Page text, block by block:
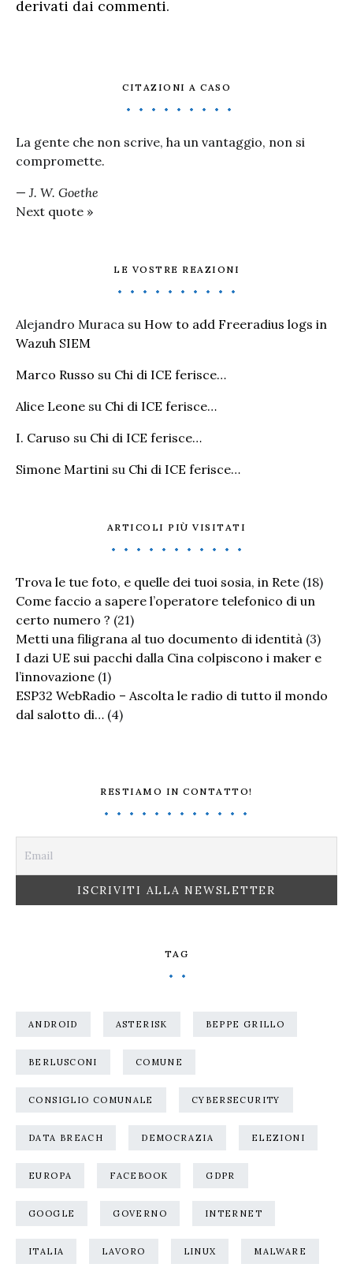
derivati dai commenti.
CITAZIONI A CASO
La gente che non scrive, ha un vantaggio, non si
compromette.
— J. W. Goethe
Next quote »
LE VOSTRE REAZIONI
Alejandro Muraca su How to add Freeradius logs in
Wazuh SIEM
Marco Russo su Chi di ICE ferisce…
Alice Leone su Chi di ICE ferisce…
I. Caruso su Chi di ICE ferisce…
Simone Martini su Chi di ICE ferisce…
ARTICOLI PIÙ VISITATI
Trova le tue foto, e quelle dei tuoi sosia, in Rete (18)
Come faccio a sapere l’operatore telefonico di un
certo numero ? (21)
Metti una filigrana al tuo documento di identità (3)
I dazi UE sui pacchi dalla Cina colpiscono i maker e
l’innovazione (1)
ESP32 WebRadio – Ascolta le radio di tutto il mondo
dal salotto di… (4)
RESTIAMO IN CONTATTO!
TAG
ANDROID ASTERISK BEPPE GRILLO
BERLUSCONI COMUNE
CONSIGLIO COMUNALE CYBERSECURITY
DATA BREACH DEMOCRAZIA ELEZIONI
EUROPA FACEBOOK GDPR
GOOGLE GOVERNO INTERNET
ITALIA LAVORO LINUX MALWARE